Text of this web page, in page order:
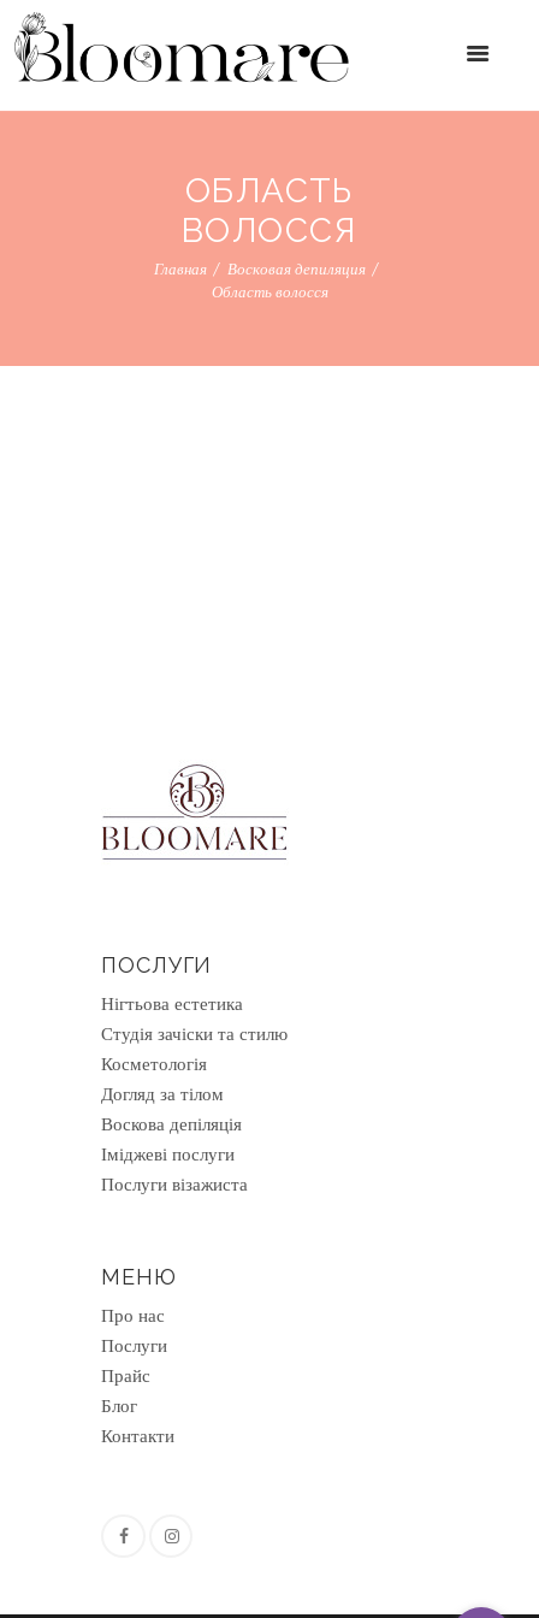
ОБЛАСТЬ
ВОЛОССЯ
Главная
Восковая депиляция
Область волосся
ПОСЛУГИ
Нігтьова естетика
Студія зачіски та стилю
Косметологія
Догляд за тілом
Воскова депіляція
Іміджеві послуги
Послуги візажиста
МЕНЮ
Про нас
Послуги
Прайс
Блог
Контакти